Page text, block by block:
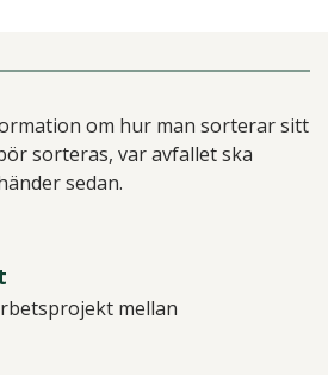
om hur man sorterar sitt
sorteras, var avfallet ska
sedan.
mellan